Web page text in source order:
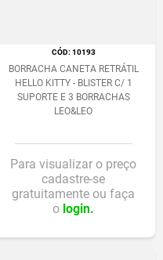
:10193
BORRACHA CANETA RETRÁTIL
HELLO KITTY - BLISTER C/ 1
SUPORTE E 3 BORRACHAS
LEO&LEO
Para visualizar o preço
cadastre-se
gratuitamente ou faça
o login.